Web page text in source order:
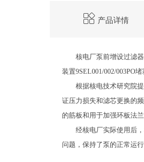
产品详情
核电厂泵前增设过滤
装置9SEL001/002/003PO
根据核电技术研究院
证压力损失和滤芯更换的
的筋板和用于加强环板法
经核电厂实际使用后
问题，保持了泵的正常运